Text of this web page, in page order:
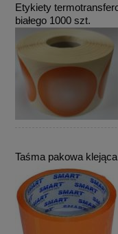
Etykiety
białego 1000 szt.
Taśma pakowa